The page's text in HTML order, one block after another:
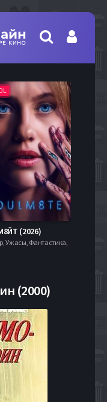
(2026)
Ужасы, Фантастика,
(2000)